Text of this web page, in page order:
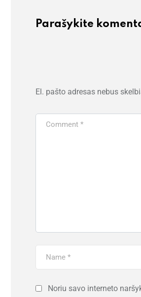
Parašykite
El. pašto adresas nebus
Noriu savo interneto